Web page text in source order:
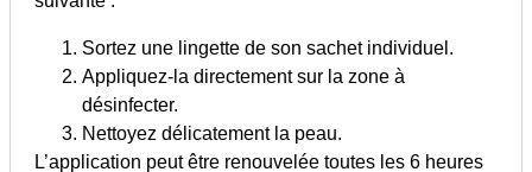
Sortez une lingette de son sachet individuel.
Appliquez-la directement sur la zone à
désinfecter.
Nettoyez délicatement la peau.
L’application peut être renouvelée toutes les 6 heures